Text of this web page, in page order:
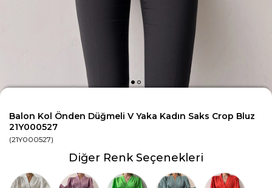
Balon Kol Önden Düğmeli V Yaka Kadın Saks Crop Bluz
21Y000527
(21Y000527)
Diğer Renk Seçenekleri